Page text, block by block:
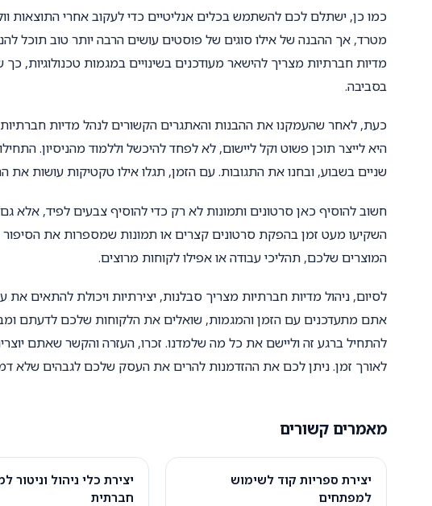
כמו כן, ישתלם לכם להשתמש בכלים אנליטיים כדי לעקוב אחרי התוצאות
מטרד, אך ההבנה של אילו סוגים של פוסטים עושים הרבה יותר טוב תוכל
מדיות חברתיות מצריך להישאר מעודכנים בשינויים במגמות טכנולוגיות,
בסביבה.
כעת, לאחר שהעמקנו את ההבנות והאתגרים הקשורים לנהל מדיות
היא לייצר תוכן פשוט וקל ליישום, לא לפחד להיכשל וללמוד מהניסיון.
שניים בשבוע, ובחנו את התגובות. עם הזמן, תגלו אילו טקטיקות עושות את
חשוב להוסיף כאן סרטונים ותמונות לא רק כדי להוסיף צבעים לפיד, אלא
השקיעו מעט זמן בהפקת סרטונים קצרים או תמונות שמספרות את
המוצרים שלכם, תהליכי עבודה או אפילו לקוחות מרוצים.
לסיום, ניהול מדיות חברתיות מצריך סבלנות, יצירתיות ויכולת
אתם מתעדכנים עם הזמן והמגמות, שואלים את הלקוחות שלכם לדעתם
להתחיל ברגע זה וליישם את כל מה שלמדנו. זכרו, העזרה והקשר שאתם
לאורך זמן. ניתן לכם את ההזדמנות להרים את העסק שלכם לגבהים שלא
מאמרים קשורים
יצירת ספריות קוד לשימוש
למפתחים
יצירת כלי ניהול וניטור
חברתית